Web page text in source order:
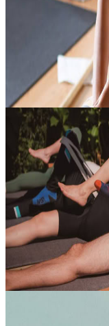
yoga autunnale,
scoperta interiore che
dimensione più so...
30 ottobre 2026
São João das
Tea and
Scopri come dare
tempo, costruire una
bisogni in questo
40,00 €
Contatta
Porto, Portogallo